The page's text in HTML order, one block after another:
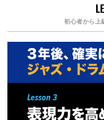
初心者から上